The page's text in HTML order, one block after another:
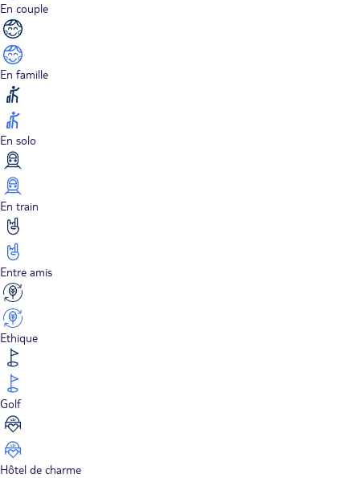
En couple
En famille
En solo
En train
Entre amis
Ethique
Golf
Hôtel de charme